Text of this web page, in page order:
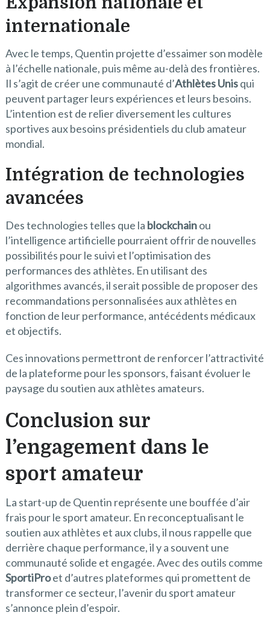
internationale
Avec le temps, Quentin projette d’essaimer son modèle
à l’échelle nationale, puis même au-delà des frontières.
Il s’agit de créer une communauté d’Athlètes Unisqui
peuvent partager leurs expériences et leurs besoins.
L’intention est de relier diversement les cultures
sportives aux besoins présidentiels du club amateur
mondial.
Intégration de technologies
avancées
Des technologies telles que la blockchainou
l’intelligence artificielle pourraient offrir de nouvelles
possibilités pour le suivi et l’optimisation des
performances des athlètes. En utilisant des
algorithmes avancés, il serait possible de proposer des
recommandations personnalisées aux athlètes en
fonction de leur performance, antécédents médicaux
et objectifs.
Ces innovations permettront de renforcer l’attractivité
de la plateforme pour les sponsors, faisant évoluer le
paysage du soutien aux athlètes amateurs.
Conclusion sur
l’engagement dans le
sport amateur
La start-up de Quentin représente une bouffée d’air
frais pour le sport amateur. En reconceptualisant le
soutien aux athlètes et aux clubs, il nous rappelle que
derrière chaque performance, il y a souvent une
communauté solide et engagée. Avec des outils comme
SportiProet d’autres plateformes qui promettent de
transformer ce secteur, l’avenir du sport amateur
s’annonce plein d’espoir.